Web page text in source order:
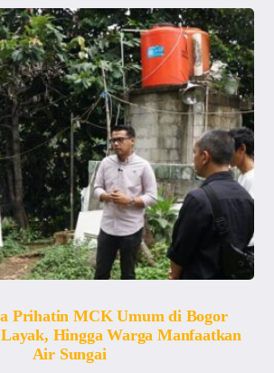
Prihatin MCK Umum di Bogor
Hingga Warga Manfaatkan
Air Sungai